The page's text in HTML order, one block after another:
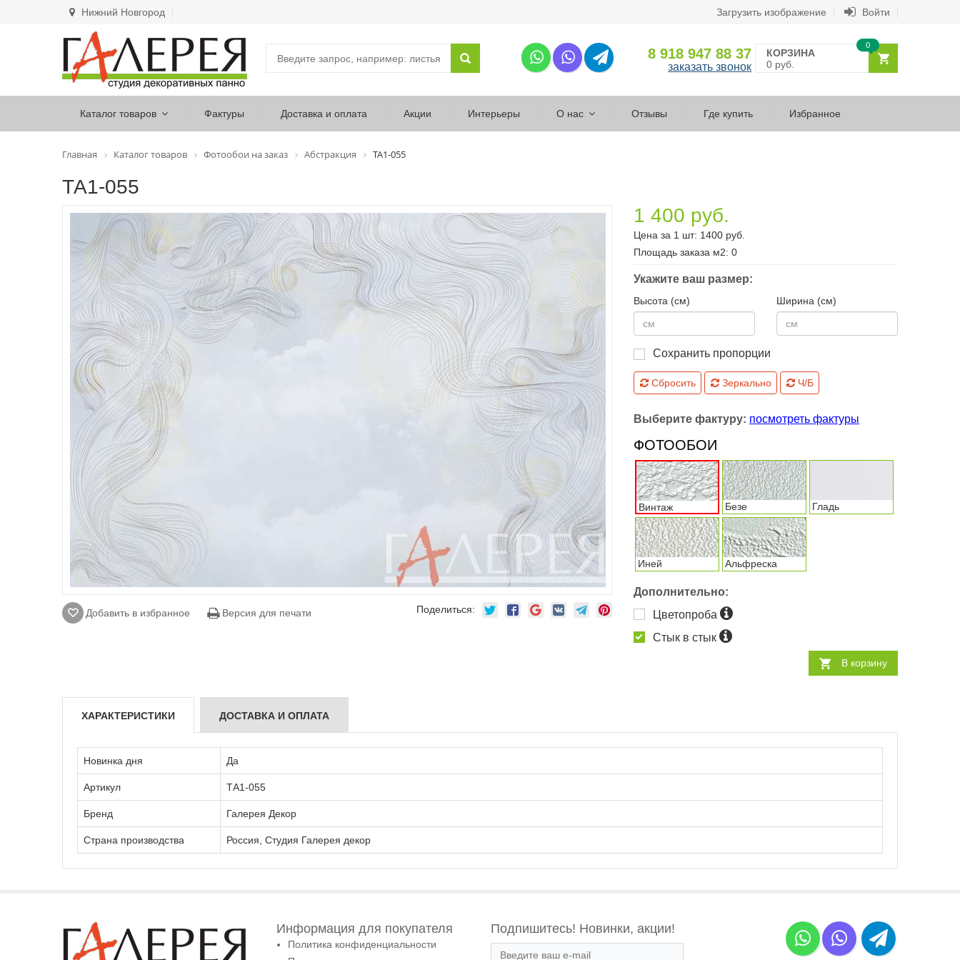
Нижний Новгород Загрузить изображение Войти
8 918 947 88 37
заказать звонок
КОРЗИНА
0 руб.
0
Каталог товаров Фактуры Доставка и оплата Акции Интерьеры О нас Отзывы Где купить Избранное
Главная Каталог товаров Фотообои на заказ Абстракция ТА1-055
ТА1-055
Добавить в избранное Версия для печати Поделиться:
1 400 руб.
Цена за 1 шт: 1400 руб.
Площадь заказа м2: 0
Укажите ваш размер:
Высота (см) Ширина (см)
Сохранить пропорции
Сбросить Зеркально Ч/Б
Выберите фактуру: посмотреть фактуры
ФОТООБОИ
Винтаж Безе Гладь
Иней Альфреска
Дополнительно:
Цветопроба
Стык в стык
В корзину
ХАРАКТЕРИСТИКИ ДОСТАВКА И ОПЛАТА
Новинка дня Да
Артикул ТА1-055
Бренд Галерея Декор
Страна производства Россия, Студия Галерея декор
Информация для покупателя
Политика конфиденциальности
Подпишитесь! Новинки, акции!